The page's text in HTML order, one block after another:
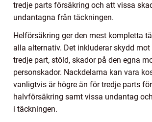
tredje parts försäkring och att vissa
undantagna från täckningen.
Helförsäkring ger den mest kompletta
alla alternativ. Det inkluderar skydd mot
tredje part, stöld, skador på den egna
personskador. Nackdelarna kan vara
vanligtvis är högre än för tredje parts
halvförsäkring samt vissa undantag
i täckningen.